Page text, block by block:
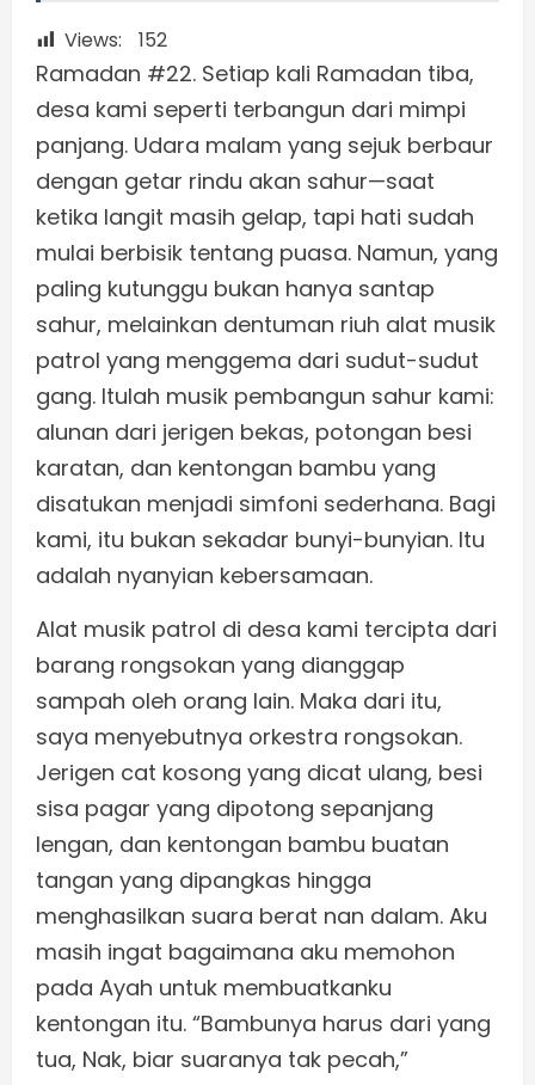
Views: 152
Ramadan #22. Setiap kali Ramadan tiba,
desa kami seperti terbangun dari mimpi
panjang. Udara malam yang sejuk berbaur
dengan getar rindu akan sahur—saat
ketika langit masih gelap, tapi hati sudah
mulai berbisik tentang puasa. Namun, yang
paling kutunggu bukan hanya santap
sahur, melainkan dentuman riuh alat musik
patrol yang menggema dari sudut-sudut
gang. Itulah musik pembangun sahur kami:
alunan dari jerigen bekas, potongan besi
karatan, dan kentongan bambu yang
disatukan menjadi simfoni sederhana. Bagi
kami, itu bukan sekadar bunyi-bunyian. Itu
adalah nyanyian kebersamaan.
Alat musik patrol di desa kami tercipta dari
barang rongsokan yang dianggap
sampah oleh orang lain. Maka dari itu,
saya menyebutnya orkestra rongsokan.
Jerigen cat kosong yang dicat ulang, besi
sisa pagar yang dipotong sepanjang
lengan, dan kentongan bambu buatan
tangan yang dipangkas hingga
menghasilkan suara berat nan dalam. Aku
masih ingat bagaimana aku memohon
pada Ayah untuk membuatkanku
kentongan itu. “Bambunya harus dari yang
tua, Nak, biar suaranya tak pecah,”